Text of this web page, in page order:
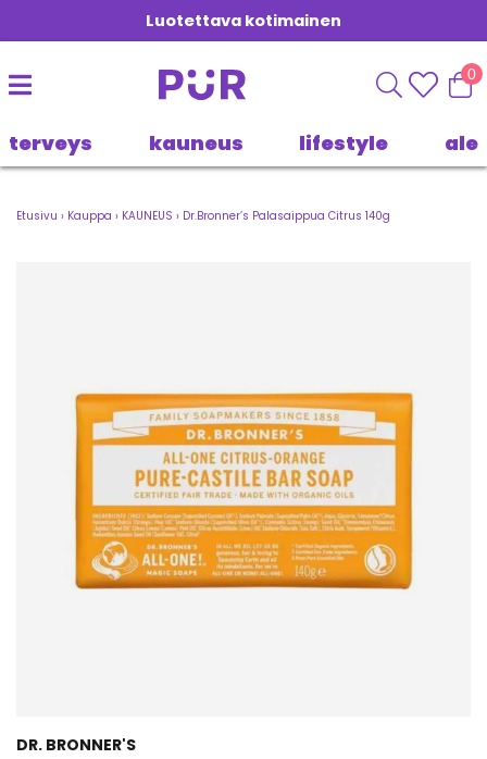
Luotettava kotimainen
0
terveys kauneus lifestyle ale
Etusivu › Kauppa › KAUNEUS › Dr.Bronner’s Palasaippua Citrus 140g
DR. BRONNER'S